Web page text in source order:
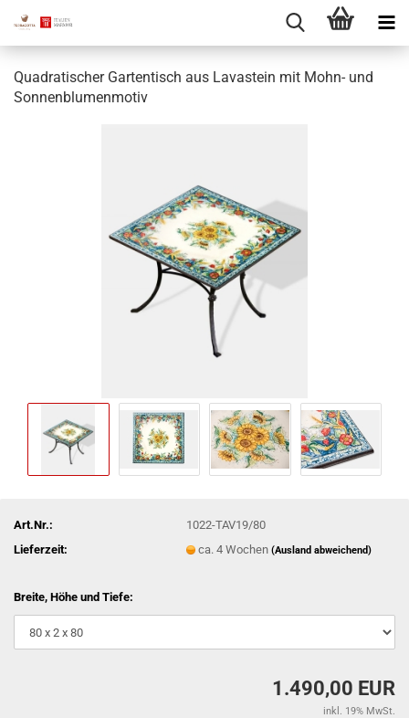
Quadratischer Gartentisch aus Lavastein mit Mohn- und
Sonnenblumenmotiv
Art.Nr.:
1022-TAV19/80
Lieferzeit:
ca. 4 Wochen(Ausland abweichend)
Breite, Höhe und Tiefe:
1.490,00 EUR
inkl. 19% MwSt.